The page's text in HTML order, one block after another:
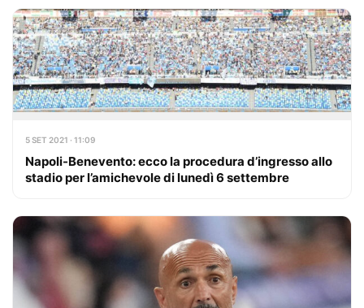
5 SET 2021 · 11:09
Napoli-Benevento: ecco la procedura d’ingresso allo
stadio per l’amichevole di lunedì 6 settembre